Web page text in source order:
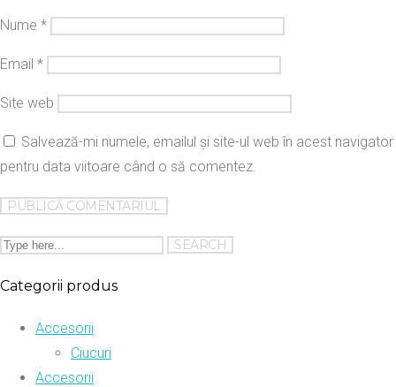
Nume *
Email *
Site web
Salvează-mi numele, emailul și site-ul web în acest navigator
pentru data viitoare când o să comentez.
Categorii produs
Accesorii
Ciucuri
Accesorii